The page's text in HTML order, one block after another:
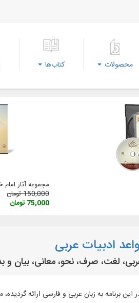
محصولات کتاب‌ها
مجموعه آثار
150,000 تومان
75,000 تومان
ادبیات عربی
لغت، صرف، نحو، معانی، بیان و
این برنامه به زبان عربی و فارسی ارائه